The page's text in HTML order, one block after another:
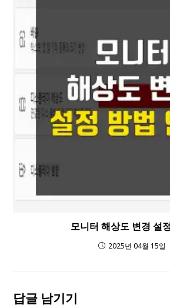
모니터 해상도 변경 설
2025년 04월 15일
답글 남기기